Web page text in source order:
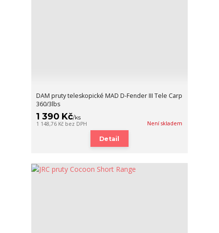
DAM pruty teleskopické MAD D-Fender III Tele Carp
360/3lbs
1 390 Kč/ks
1 148,76 Kč bez DPH Není skladem
Detail